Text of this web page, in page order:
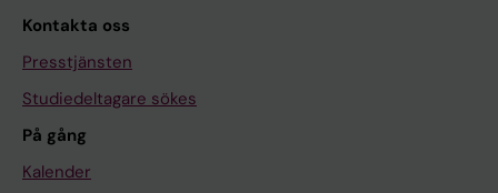
Kontakta oss
Presstjänsten
Studiedeltagare sökes
På gång
Kalender